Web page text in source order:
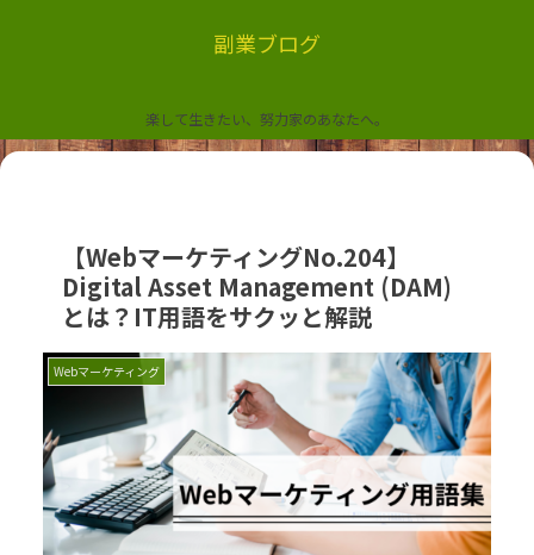
副業ブログ
楽して生きたい、努力家のあなたへ。
【WebマーケティングNo.204】
Digital Asset Management (DAM)
とは？IT用語をサクッと解説
Webマーケティング